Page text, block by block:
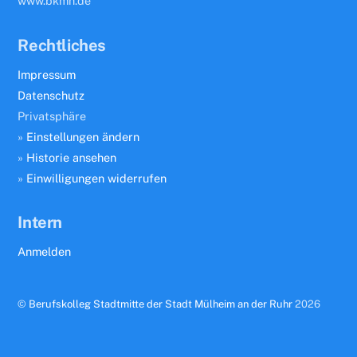
Rechtliches
Impressum
Datenschutz
Privatsphäre
» Einstellungen ändern
» Historie ansehen
» Einwilligungen widerrufen
Intern
Anmelden
© Berufskolleg Stadtmitte der Stadt Mülheim an der Ruhr 2026